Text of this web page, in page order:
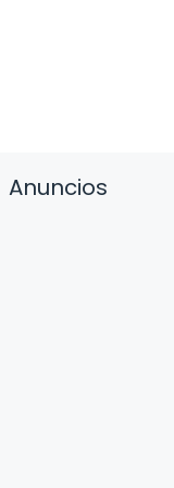
Anuncios